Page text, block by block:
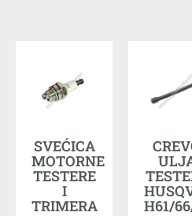
SVEĆICA
MOTORNE
TESTERE
I
TRIMERA H61/